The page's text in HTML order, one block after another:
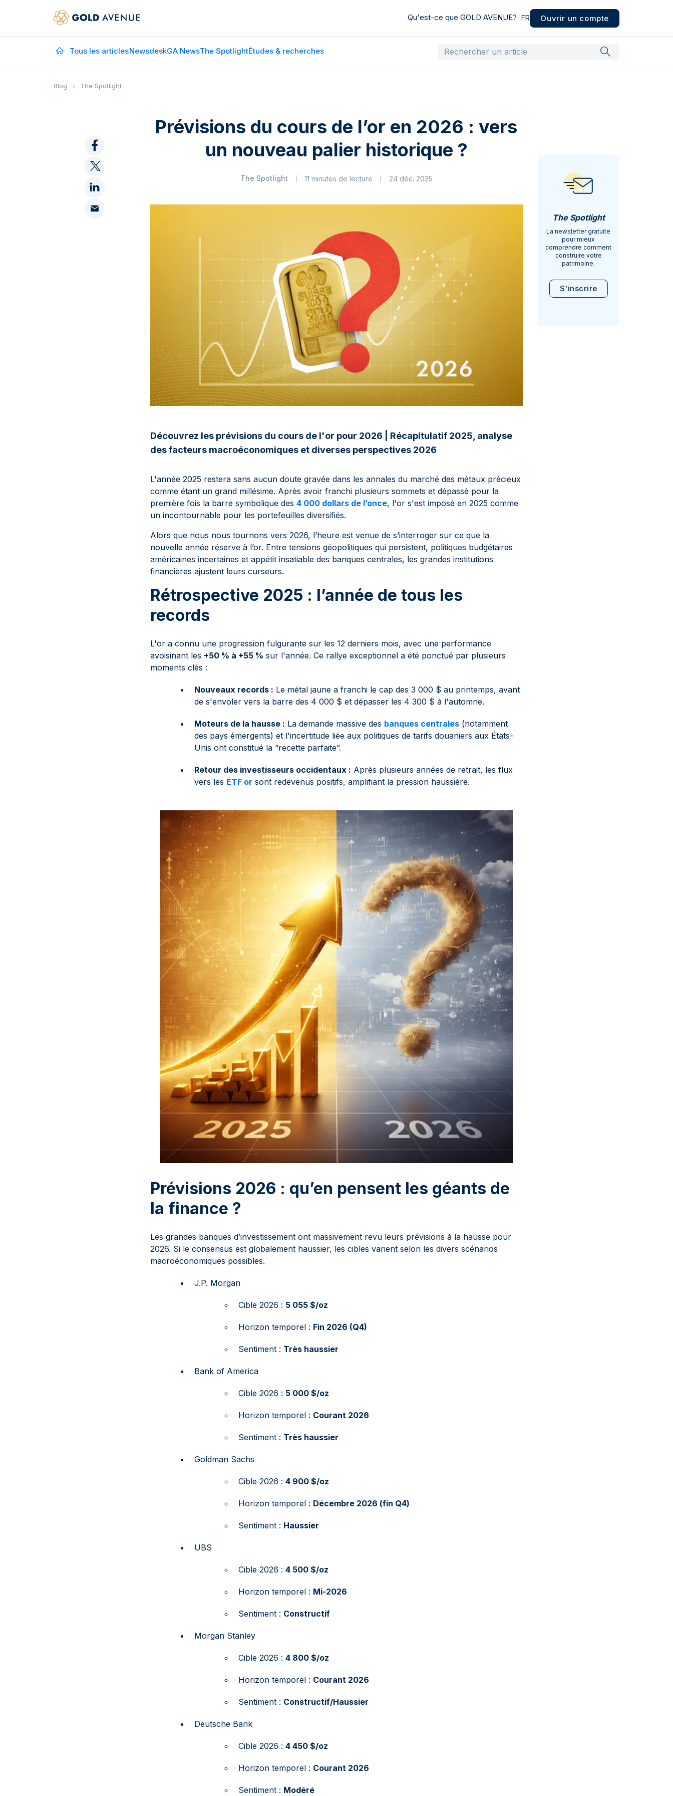
Qu'est-ce que GOLD AVENUE? FR Ouvrir un compte
Tous les articlesNewsdeskGA NewsThe SpotlightÉtudes & recherches
Blog The Spotlight
Prévisions du cours de l’or en 2026 : vers
un nouveau palier historique ?
The Spotlight 11 minutes de lecture 24 déc. 2025
Découvrez les prévisions du cours de l'or pour 2026 | Récapitulatif 2025, analyse
des facteurs macroéconomiques et diverses perspectives 2026
L'année 2025 restera sans aucun doute gravée dans les annales du marché des métaux précieux
comme étant un grand millésime. Après avoir franchi plusieurs sommets et dépassé pour la
première fois la barre symbolique des4 000 dollars de l’once, l'or s'est imposé en 2025 comme
un incontournable pour les portefeuilles diversifiés.
Alors que nous nous tournons vers 2026, l’heure est venue de s’interroger sur ce que la
nouvelle année réserve à l’or. Entre tensions géopolitiques qui persistent, politiques budgétaires
américaines incertaines et appétit insatiable des banques centrales, les grandes institutions
financières ajustent leurs curseurs.
Rétrospective 2025 : l’année de tous les
records
L'or a connu une progression fulgurante sur les 12 derniers mois, avec une performance
avoisinant les +50 % à +55 % sur l'année. Ce rallye exceptionnel a été ponctué par plusieurs
moments clés :
Nouveaux records : Le métal jaune a franchi le cap des 3 000 $ au printemps, avant
de s'envoler vers la barre des 4 000 $ et dépasser les 4 300 $ à l'automne.
Moteurs de la hausse : La demande massive des banques centrales (notamment
des pays émergents) et l'incertitude liée aux politiques de tarifs douaniers aux États-
Unis ont constitué la “recette parfaite”.
Retour des investisseurs occidentaux : Après plusieurs années de retrait, les flux
vers les ETF or sont redevenus positifs, amplifiant la pression haussière.
Prévisions 2026 : qu’en pensent les géants de
la finance ?
Les grandes banques d’investissement ont massivement revu leurs prévisions à la hausse pour
2026. Si le consensus est globalement haussier, les cibles varient selon les divers scénarios
macroéconomiques possibles.
J.P. Morgan
Cible 2026 : 5 055 $/oz
Horizon temporel : Fin 2026 (Q4)
Sentiment : Très haussier
Bank of America
Cible 2026 : 5 000 $/oz
Horizon temporel : Courant 2026
Sentiment : Très haussier
Goldman Sachs
Cible 2026 :4 900 $/oz
Horizon temporel : Décembre 2026 (fin Q4)
Sentiment : Haussier
UBS
Cible 2026 :4 500 $/oz
Horizon temporel : Mi-2026
Sentiment : Constructif
Morgan Stanley
Cible 2026 :4 800 $/oz
Horizon temporel : Courant 2026
Sentiment : Constructif/Haussier
Deutsche Bank
Cible 2026 :4 450 $/oz
Horizon temporel : Courant 2026
Sentiment : Modéré
The Spotlight
La newsletter gratuite
pour mieux
comprendre comment
construire votre
patrimoine.
S'inscrire